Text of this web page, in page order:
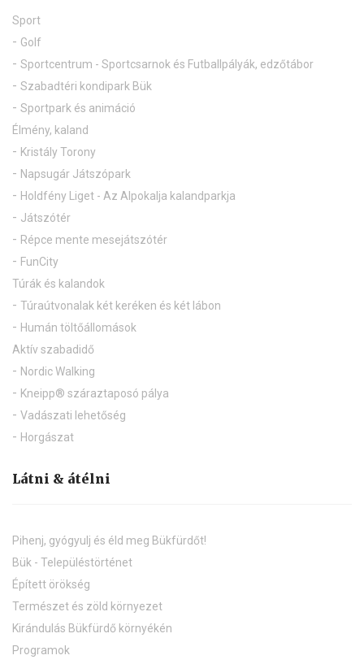
Sport
Golf
Sportcentrum - Sportcsarnok és Futballpályák, edzőtábor
Szabadtéri kondipark Bük
Sportpark és animáció
Élmény, kaland
Kristály Torony
Napsugár Játszópark
Holdfény Liget - Az Alpokalja kalandparkja
Játszótér
Répce mente mesejátszótér
FunCity
Túrák és kalandok
Túraútvonalak két keréken és két lábon
Humán töltőállomások
Aktív szabadidő
Nordic Walking
Kneipp® száraztaposó pálya
Vadászati lehetőség
Horgászat
Látni & átélni
Pihenj, gyógyulj és éld meg Bükfürdőt!
Bük - Településtörténet
Épített örökség
Természet és zöld környezet
Kirándulás Bükfürdő környékén
Programok